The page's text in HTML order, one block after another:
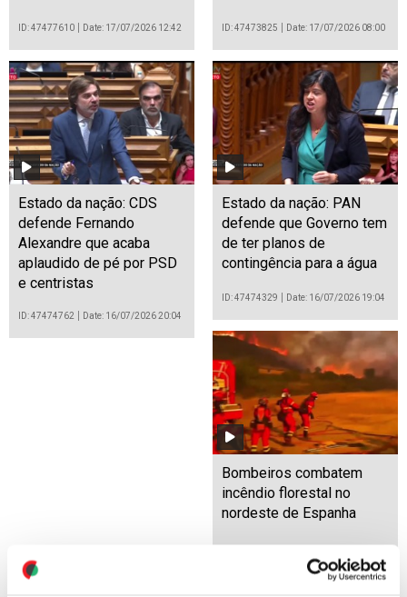
ID: 47477610 Date: 17/07/2026 12:42 ID: 47473825 Date: 17/07/2026 08:00
Estado da nação: CDS
defende Fernando
Alexandre que acaba
aplaudido de pé por PSD
e centristas
ID: 47474762 Date: 16/07/2026 20:04
Estado da nação: PAN
defende que Governo tem
de ter planos de
contingência para a água
ID: 47474329 Date: 16/07/2026 19:04
Bombeiros combatem
incêndio florestal no
nordeste de Espanha
Date: 16/07/2026 18:44